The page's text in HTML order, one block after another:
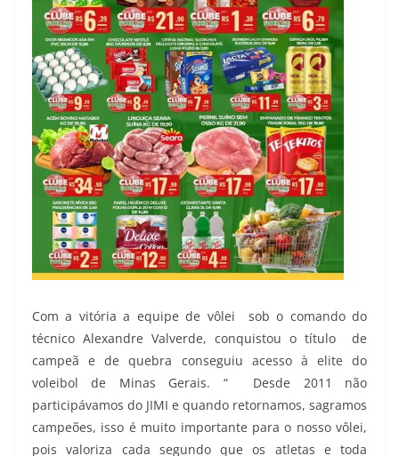
Com a vitória a equipe de vôlei sob o comando do
técnico Alexandre Valverde, conquistou o título de
campeã e de quebra conseguiu acesso à elite do
voleibol de Minas Gerais. “ Desde 2011 não
participávamos do JIMI e quando retornamos, sagramos
campeões, isso é muito importante para o nosso vôlei,
pois valoriza cada segundo que os atletas e toda